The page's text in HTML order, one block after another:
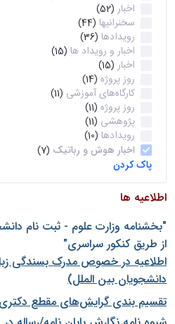
اخبار (52)
سخنرانیها (44)
رویدادها (36)
اخبار و رویداد ها (15)
اخبار (15)
روز پروژه (14)
کارگاه‌های آموزشی (11)
روز پروژه (11)
پژوهشی (11)
رویدادها (10)
اخبار هوش و رباتیک (7)
پاک کردن
اطلاعیه ها
"بخشنامه وزارت علوم - ثبت نام
از طريق كنكور سراسری"
اطلاعیه در خصوص مدرک بسندگی
دانشجویان بین الملل)
تقسیم بندی گرایش‌های مقطع دکتری